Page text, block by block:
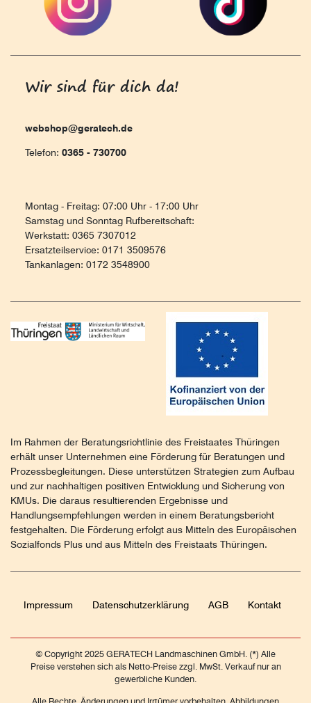
Wir sind für dich da!
webshop@geratech.de
Telefon: 0365 - 730700
Montag - Freitag: 07:00 Uhr - 17:00 Uhr
Samstag und Sonntag Rufbereitschaft:
Werkstatt: 0365 7307012
Ersatzteilservice: 0171 3509576
Tankanlagen: 0172 3548900
Im Rahmen der Beratungsrichtlinie des Freistaates Thüringen
erhält unser Unternehmen eine Förderung für Beratungen und
Prozessbegleitungen. Diese unterstützen Strategien zum Aufbau
und zur nachhaltigen positiven Entwicklung und Sicherung von
KMUs. Die daraus resultierenden Ergebnisse und
Handlungsempfehlungen werden in einem Beratungsbericht
festgehalten. Die Förderung erfolgt aus Mitteln des Europäischen
Sozialfonds Plus und aus Mitteln des Freistaats Thüringen.
Impressum Daten­schutz­erklärung AGB Kontakt
© Copyright 2025 GERATECH Landmaschinen GmbH. (*) Alle
Preise verstehen sich als Netto-Preise zzgl. MwSt. Verkauf nur an
gewerbliche Kunden.